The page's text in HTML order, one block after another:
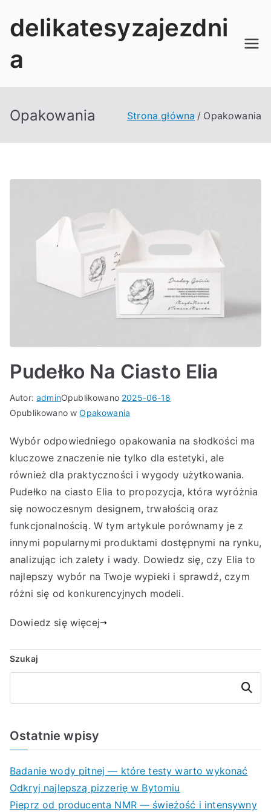
dodelikatesyzajezdni
a
Opakowania Strona główna Opakowania
Pudełko Na Ciasto Elia
Autor:adminOpublikowano 2025-06-18
Opublikowano wOpakowania
Wybór odpowiedniego opakowania na słodkości ma
kluczowe znaczenie nie tylko dla estetyki, ale
również dla praktyczności i wygody użytkowania.
Pudełko na ciasto Elia to propozycja, która wyróżnia
się nowoczesnym designem, trwałością oraz
funkcjonalnością. W tym artykule porównamy je z
innymi popularnymi produktami dostępnymi na rynku,
analizując ich zalety i wady. Dowiedz się, czy Elia to
najlepszy wybór na Twoje wypieki i sprawdź, czym
różni się od konkurencyjnych modeli.
Dowiedz się więcej
Szukaj
Szukaj
Ostatnie wpisy
Badanie wody pitnej — które testy warto wykonać
Odkryj najlepszą pizzerię w Bytomiu
Pieprz od producenta NMR — świeżość i intensywny